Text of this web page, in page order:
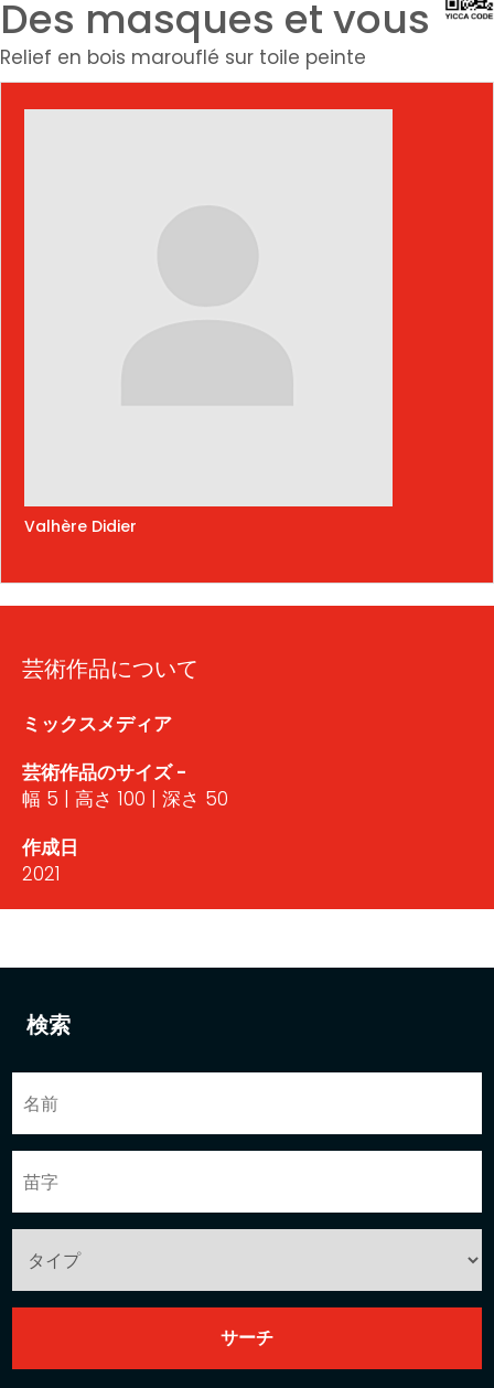
検索
Des masques et vous
Relief en bois marouflé sur toile peinte
Valhère Didier
芸術作品について
ミックスメディア
芸術作品のサイズ -
幅 5 | 高さ 100 | 深さ 50
作成日
2021